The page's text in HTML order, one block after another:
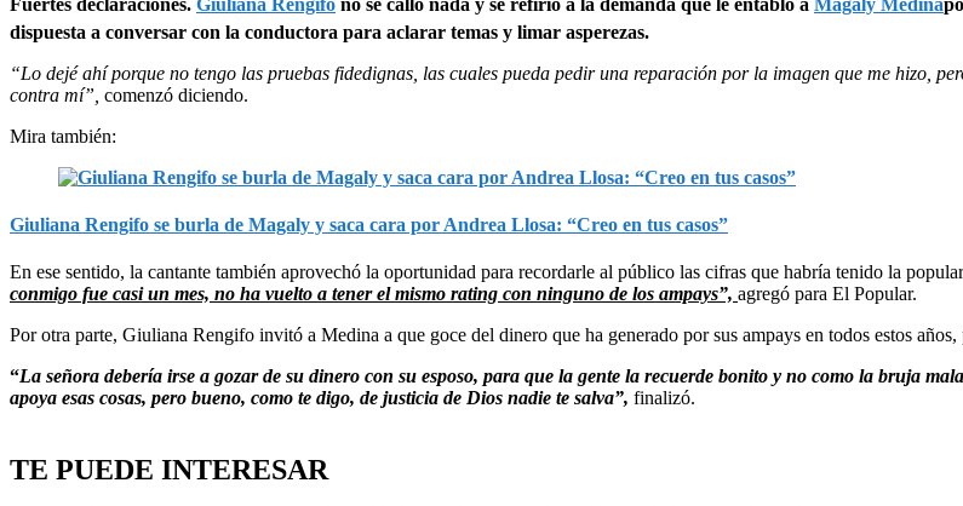
Fuertes declaraciones. Giuliana Rengifo no se calló nada y se refirió a la demanda que le entabló a Magaly Medina
dispuesta a conversar con la conductora para aclarar temas y limar asperezas.
“Lo dejé ahí porque no tengo las pruebas fidedignas, las cuales pueda pedir una reparación por la imagen que me hizo,
contra mí”, comenzó diciendo.
Mira también:
Giuliana Rengifo se burla de Magaly y saca cara por Andrea Llosa: “Creo en tus casos”
En ese sentido, la cantante también aprovechó la oportunidad para recordarle al público las cifras que habría tenido la
conmigo fue casi un mes, no ha vuelto a tener el mismo rating con ninguno de los ampays”, agregó para El Popular.
Por otra parte, Giuliana Rengifo invitó a Medina a que goce del dinero que ha generado por sus ampays en todos estos
“La señora debería irse a gozar de su dinero con su esposo, para que la gente la recuerde bonito y no como la bruja
apoya esas cosas, pero bueno, como te digo, de justicia de Dios nadie te salva”, finalizó.
TE PUEDE INTERESAR